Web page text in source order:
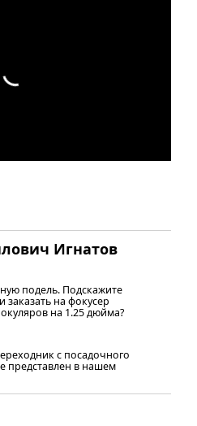
Игнатов
подель. Подскажите
на фокусер
на 1.25 дюйма?
с посадочного
представлен в нашем